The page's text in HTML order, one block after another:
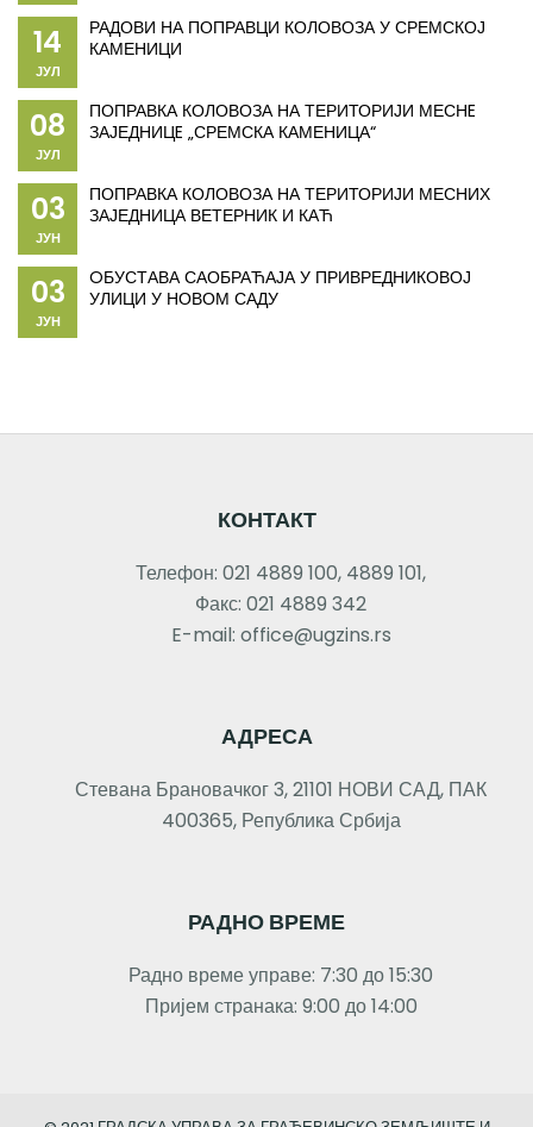
14
ЈУЛ
РАДОВИ НА ПОПРАВЦИ КОЛОВОЗА У СРЕМСКОЈ
КАМЕНИЦИ
08
ЈУЛ
ПОПРАВКА КОЛОВОЗА НА ТЕРИТОРИЈИ МЕСНE
ЗАЈЕДНИЦE „СРЕМСКА КАМЕНИЦА“
03
ЈУН
ПОПРАВКА КОЛОВОЗА НА ТЕРИТОРИЈИ МЕСНИХ
ЗАЈЕДНИЦА ВЕТЕРНИК И КАЋ
03
ЈУН
OБУСТАВА САОБРАЋАЈА У ПРИВРЕДНИКОВОЈ
УЛИЦИ У НОВОМ САДУ
КОНТАКТ
Телефон: 021 4889 100, 4889 101,
Факс: 021 4889 342
E-mail: office@ugzins.rs
АДРЕСА
Стевана Брановачког 3, 21101 НОВИ САД, ПАК
400365, Република Србија
РАДНО ВРЕМЕ
Радно време управе: 7:30 до 15:30
Пријем странака: 9:00 до 14:00